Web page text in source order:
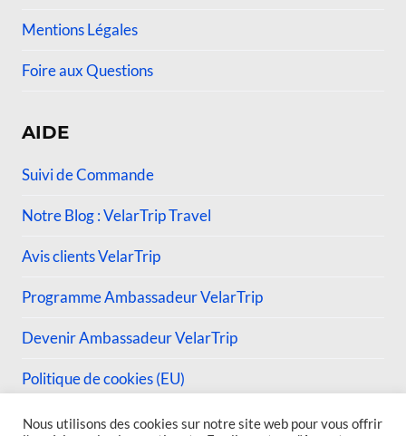
Mentions Légales
Foire aux Questions
AIDE
Suivi de Commande
Notre Blog : VelarTrip Travel
Avis clients VelarTrip
Programme Ambassadeur VelarTrip
Devenir Ambassadeur VelarTrip
Politique de cookies (EU)
Nous utilisons des cookies sur notre site web pour vous offrir